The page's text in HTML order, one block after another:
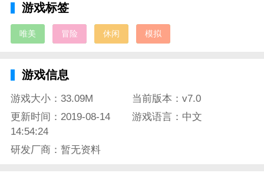
2、各种奇怪的梦境，在里面发生的一系列怪异现象，
我们需要寻找不同的线索，不断分析每一个过程和谜
3、这是一款关于解谜类的冒险手游，主角被梦境缠
中游历，只有找到解开谜题的钥匙，才可以逃出这个神
秘的世界。
游戏标签
唯美 冒险 休闲 模拟
游戏信息
游戏大小：33.09M
当前版本：v7.0
更新时间：2019-08-14
14:54:24
游戏语言：中文
研发厂商：暂无资料